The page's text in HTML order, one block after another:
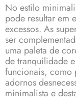
No estilo
pode resultar em
excessos. As
ser
uma paleta de
de tranquilidade
funcionais, como
adornos
minimalista e